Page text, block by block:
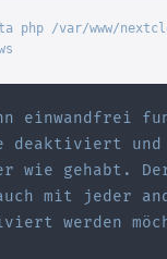
php /var/www/
einwandfrei
deaktiviert
wie gehabt.
mit jeder
werden